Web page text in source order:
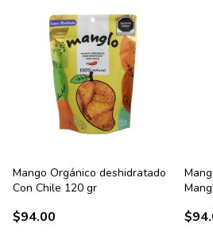
Mango Orgánico deshidratado
Con Chile 120 gr
$94.00